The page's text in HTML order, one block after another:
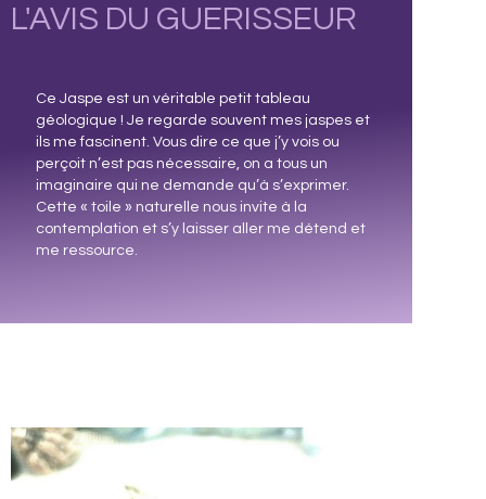
L'AVIS DU GUERISSEUR
Ce Jaspe est un véritable petit tableau
géologique ! Je regarde souvent mes jaspes et
ils me fascinent. Vous dire ce que j’y vois ou
perçoit n’est pas nécessaire, on a tous un
imaginaire qui ne demande qu’à s’exprimer.
Cette « toile » naturelle nous invite à la
contemplation et s’y laisser aller me détend et
me ressource.